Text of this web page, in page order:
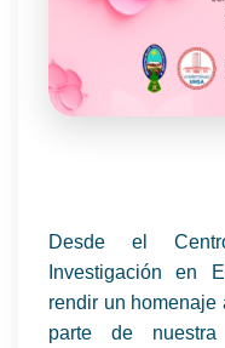
Desde el
Investigación en
rendir un homenaje
parte de nuestra